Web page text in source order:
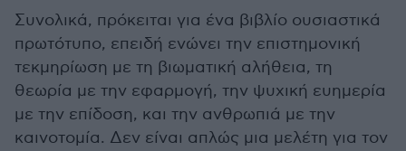
Συνολικά, πρόκειται για ένα βιβλίο ουσιαστικά
πρωτότυπο, επειδή ενώνει την επιστημονική
τεκμηρίωση με τη βιωματική αλήθεια, τη
θεωρία με την εφαρμογή, την ψυχική ευημερία
με την επίδοση, και την ανθρωπιά με την
καινοτομία. Δεν είναι απλώς μια μελέτη για τον